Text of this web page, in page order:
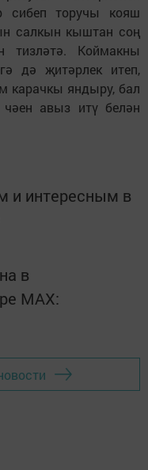
сибеп торучы кояш
салкын кыштан соң
тизләтә. Коймакны
дә җитәрлек итеп,
карачкы яндыру, бал
авыз итү белән
и интересным в
в
MАХ: